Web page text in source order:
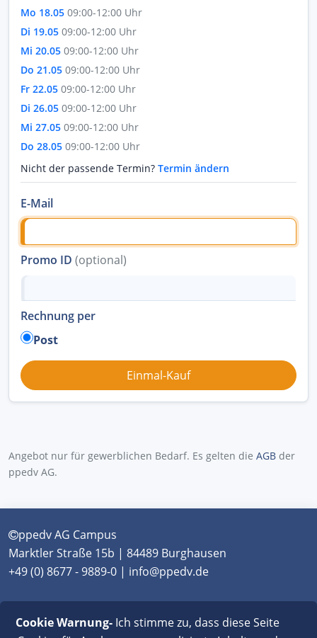
Mo 18.05 09:00-12:00 Uhr
Di 19.05 09:00-12:00 Uhr
Mi 20.05 09:00-12:00 Uhr
Do 21.05 09:00-12:00 Uhr
Fr 22.05 09:00-12:00 Uhr
Di 26.05 09:00-12:00 Uhr
Mi 27.05 09:00-12:00 Uhr
Do 28.05 09:00-12:00 Uhr
Nicht der passende Termin? Termin ändern
E-Mail
Promo ID (optional)
Rechnung per
Post
Angebot nur für gewerblichen Bedarf. Es gelten die AGB der
ppedv AG.
ppedv AG Campus
Marktler Straße 15b | 84489 Burghausen
+49 (0) 8677 - 9889-0 | info@ppedv.de
Classroom
Cookie Warnung-Ich stimme zu, dass diese Seite